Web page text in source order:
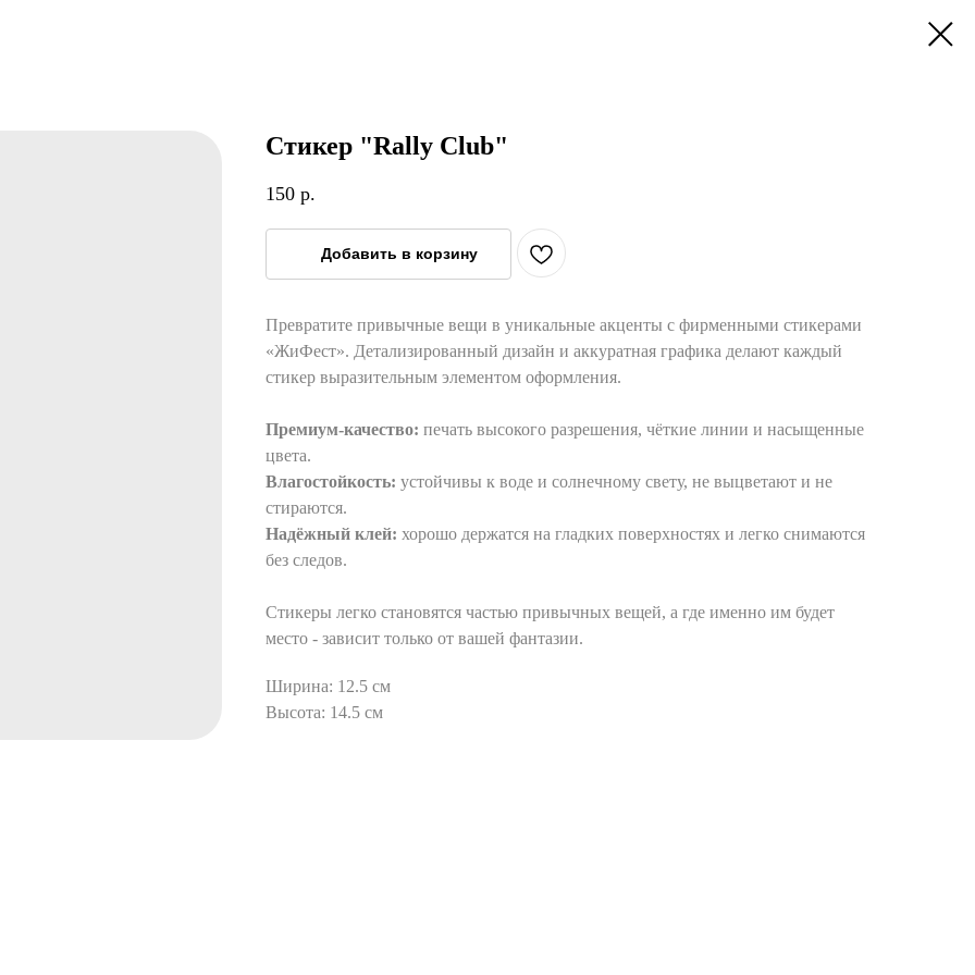
Стикер "Rally Club"
150 р.
Добавить в корзину
Превратите привычные вещи в уникальные акценты с фирменными стикерами
«ЖиФест». Детализированный дизайн и аккуратная графика делают каждый
стикер выразительным элементом оформления.
Премиум-качество: печать высокого разрешения, чёткие линии и насыщенные
цвета.
Влагостойкость: устойчивы к воде и солнечному свету, не выцветают и не
стираются.
Надёжный клей: хорошо держатся на гладких поверхностях и легко снимаются
без следов.
Стикеры легко становятся частью привычных вещей, а где именно им будет
место - зависит только от вашей фантазии.
Ширина: 12.5 см
Высота: 14.5 см